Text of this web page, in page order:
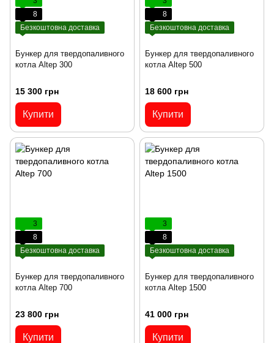
8
Безкоштовна доставка
Бункер для твердопаливного
котла Altep 300
15 300 грн
Купити
8
Безкоштовна доставка
Бункер для твердопаливного
котла Altep 500
18 600 грн
Купити
3
8
Безкоштовна доставка
Бункер для твердопаливного
котла Altep 700
23 800 грн
Купити
3
8
Безкоштовна доставка
Бункер для твердопаливного
котла Altep 1500
41 000 грн
Купити